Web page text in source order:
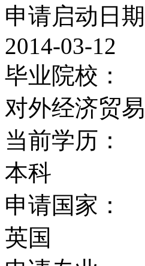
交流的历史
教、日本宗
会人类学、
学、表演学
权法、国际
际法律、国
民族法律、
研究、关于
申请启动日期
2014-03-12
毕业院校：
对外经济贸
当前学历：
本科
申请国家：
英国